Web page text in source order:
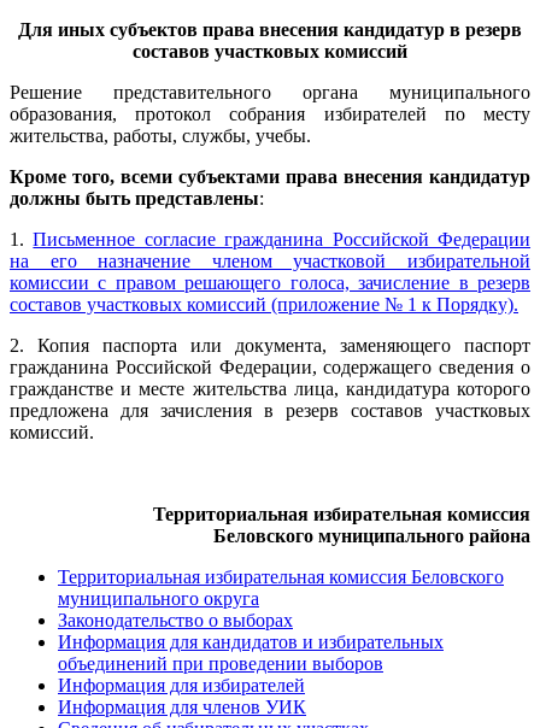
Для иных субъектов права внесения кандидатур в резерв
составов участковых комиссий
Решение представительного органа муниципального
образования, протокол собрания избирателей по месту
жительства, работы, службы, учебы.
Кроме того, всеми субъектами права внесения кандидатур
должны быть представлены:
1.Письменное согласие гражданина Российской Федерации
на его назначение членом участковой избирательной
комиссии с правом решающего голоса, зачисление в резерв
составов участковых комиссий (приложение № 1 к Порядку).
2. Копия паспорта или документа, заменяющего паспорт
гражданина Российской Федерации, содержащего сведения о
гражданстве и месте жительства лица, кандидатура которого
предложена для зачисления в резерв составов участковых
комиссий.
Территориальная избирательная комиссия
Беловского муниципального района
Территориальная избирательная комиссия Беловского
муниципального округа
Законодательство о выборах
Информация для кандидатов и избирательных
объединений при проведении выборов
Информация для избирателей
Информация для членов УИК